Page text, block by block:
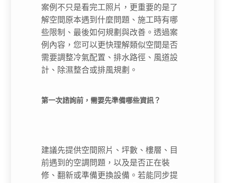
案例不只是看完工照片，更重要的是了
解空間原本遇到什麼問題、施工時有哪
些限制、最後如何規劃與改善。透過案
例內容，您可以更快理解類似空間是否
需要調整冷氣配置、排水路徑、風道設
計、除濕整合或排風規劃。
第一次諮詢前，需要先準備哪些資訊？
建議先提供空間照片、坪數、樓層、目
前遇到的空調問題，以及是否正在裝
修、翻新或準備更換設備。若能同步提